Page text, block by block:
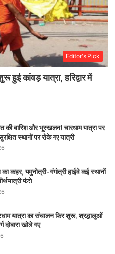
Editor's Pick
कांवड़ यात्रा, हरिद्वार में
की बारिश और भूस्खलन! चारधाम यात्रा पर
स्थानों पर रोके गए यात्री
का कहर, यमुनोत्री-गंगोत्री हाईवे कई स्थानों
फंसे
यात्रा का संचालन फिर शुरू, श्रद्धालुओं
दोबारा खोले गए